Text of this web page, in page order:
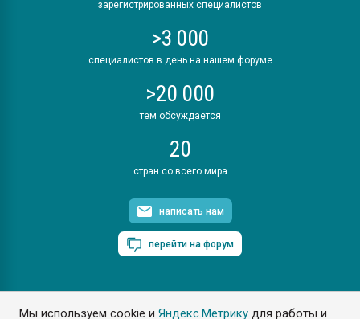
Мы используем cookie иЯндекс.Метрику для работы и
зарегистрированных специалистов
>3 000
специалистов в день на нашем форуме
>20 000
тем обсуждается
20
стран со всего мира
написать нам
перейти на форум
ПластЭксперт © 2006. Все права защищены